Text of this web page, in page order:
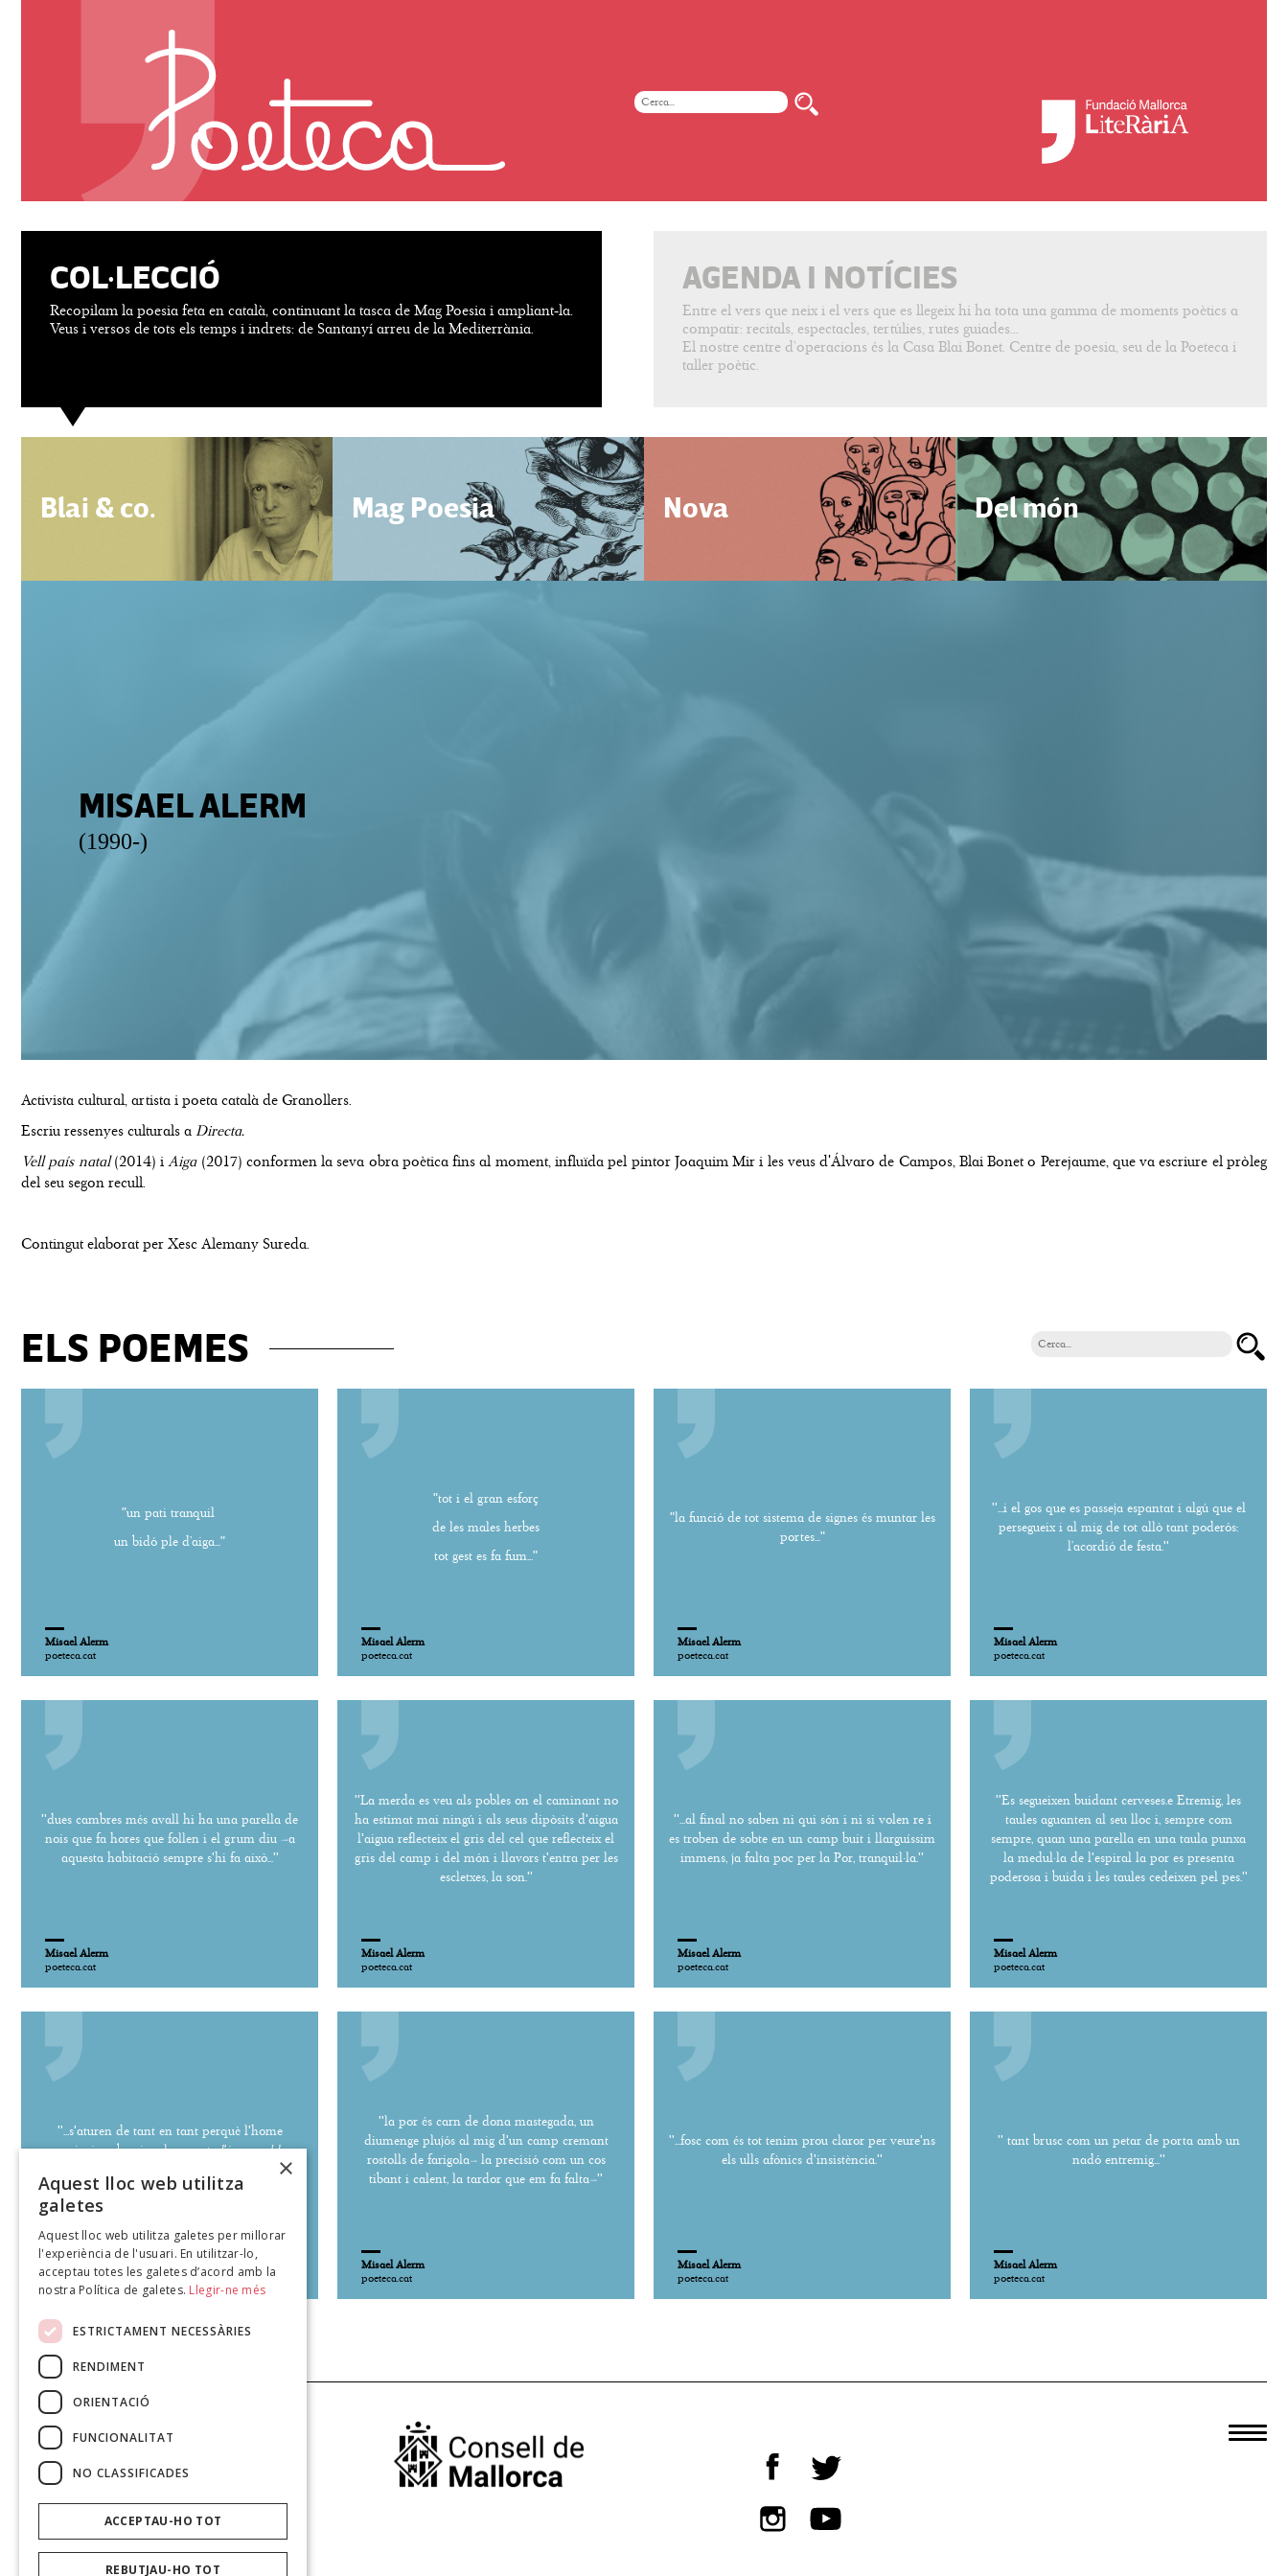
COL·LECCIÓ
Recopilam la poesia feta en català, continuant la tasca de Mag Poesia i ampliant-la.
Veus i versos de tots els temps i indrets: de Santanyí arreu de la Mediterrània.
AGENDA I NOTÍCIES
Entre el vers que neix i el vers que es llegeix hi ha tota una gamma de moments poètics a
compatir: recitals, espectacles, tertúlies, rutes guiades...
El nostre centre d’operacions és la Casa Blai Bonet. Centre de poesia, seu de la Poeteca i
taller poètic.
Blai & co. Mag Poesia Nova Del món
MISAEL ALERM
(1990-)
Activista cultural, artista i poeta català de Granollers.
Escriu ressenyes culturals a Directa.
Vell país natal(2014) iAiga (2017) conformen la seva obra poètica fins al moment, influïda pel pintor Joaquim Mir i les veus d'Álvaro de Campos, Blai Bonet o Perejaume, que va escriure el pròleg
del seu segon recull.
Contingut elaborat per Xesc Alemany Sureda.
ELS POEMES
"un pati tranquil
un bidó ple d’aiga..."
Misael Alerm
poeteca.cat
"tot i el gran esforç
de les males herbes
tot gest es fa fum..."
Misael Alerm
poeteca.cat
"la funció de tot sistema de signes és muntar les
portes..."
Misael Alerm
poeteca.cat
''...i el gos que es passeja espantat i algú que el
persegueix i al mig de tot allò tant poderós:
l’acordió de festa.''
Misael Alerm
poeteca.cat
''dues cambres més avall hi ha una parella de
nois que fa hores que follen i el grum diu –a
aquesta habitació sempre s'hi fa això...''
Misael Alerm
poeteca.cat
''La merda es veu als pobles on el caminant no
ha estimat mai ningú i als seus dipòsits d'aigua
l'aigua reflecteix el gris del cel que reflecteix el
gris del camp i del món i llavors t'entra per les
escletxes, la son.''
Misael Alerm
poeteca.cat
''...al final no saben ni qui són i ni si volen re i
es troben de sobte en un camp buit i llarguíssim
immens, ja falta poc per la Por, tranquil·la.''
Misael Alerm
poeteca.cat
''Es segueixen buidant cerveses.e Etremig, les
taules aguanten al seu lloc i, sempre com
sempre, quan una parella en una taula punxa
la medul·la de l'espiral la por es presenta
poderosa i buida i les taules cedeixen pel pes.''
Misael Alerm
poeteca.cat
''...s'aturen de tant en tant perquè l'home
escrigui amb guix a les paretsl'incansable
Misael Alerm
poeteca.cat
''la por és carn de dona mastegada, un
diumenge plujós al mig d'un camp cremant
rostolls de farigola– la precisió com un cos
tibant i calent, la tardor que em fa falta–''
Misael Alerm
poeteca.cat
''...fosc com és tot tenim prou claror per veure'ns
els ulls afònics d'insistència.''
Misael Alerm
poeteca.cat
'' tant brusc com un petar de porta amb un
nadó entremig...''
Misael Alerm
poeteca.cat
×
Aquest lloc web utilitza
galetes
Aquest lloc web utilitza galetes per millorar
l'experiència de l'usuari. En utilitzar-lo,
acceptau totes les galetes d’acord amb la
nostra Política de galetes. Llegir-ne més
ESTRICTAMENT NECESSÀRIES
RENDIMENT
ORIENTACIÓ
FUNCIONALITAT
NO CLASSIFICADES
ACCEPTAU-HO TOT
REBUTJAU-HO TOT